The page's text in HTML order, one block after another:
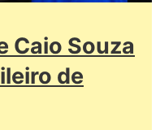
Caio Souza
de